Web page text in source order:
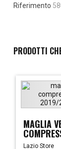
Riferimento
PRODOTTI
MAGLIA
ML...
Lazio Store